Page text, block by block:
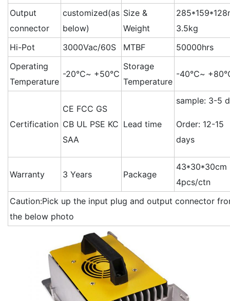
Output
connector
customized(as
below)
Size &
Weight
3.5kg
Hi-Pot
3000Vac/60S MTBF
50000hrs
Operating
Temperature
-20℃~ +50℃
Storage
Temperature
-40℃~
Certification
CE FCC GS
CB UL PSE KC
SAA
Lead time
sample: 3-5
Order: 12-15
days
Warranty 3 Years Package
43*30*30cm
4pcs/ctn
Caution:Pick up the input plug and output connector
the below photo